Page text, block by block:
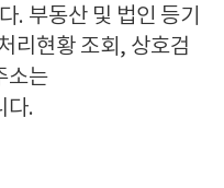
. 부동산 및 법인 등기
리현황 조회, 상호검
소는
.